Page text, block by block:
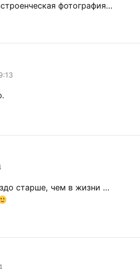
фотография…
старше, чем в жизни …